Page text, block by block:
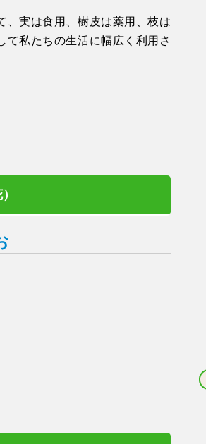
、実は食用、樹皮は薬用、枝は
て私たちの生活に幅広く利用さ